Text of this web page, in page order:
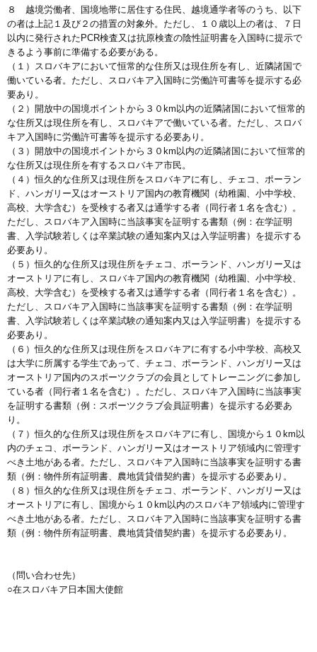
８ 越境労働者、国境地帯に居住する住民、越境通学者等のうち、以下
の者は上記１及び２の措置の対象外。ただし、１０歳以上の者は、７日
以内に発行されたPCR検査又は抗原検査の陰性証明書を入国時に提示で
きるよう事前に準備する必要がある。
（１）スロバキアにおいて恒常的な住所又は現住所を有し、近隣諸国で
働いている者。ただし、スロバキア入国時に労働許可書等を提示する必
要あり。
（２）開放中の国境ポイントから３０km以内の近隣諸国において恒常的
な住所又は現住所を有し、スロバキアで働いている者。ただし、スロバ
キア入国時に労働許可書等を提示する必要あり。
（３）開放中の国境ポイントから３０km以内の近隣諸国において恒常的
な住所又は現住所を有するスロバキア市民。
（４）恒久的な住所又は現住所をスロバキアに有し、チェコ、ポーラン
ド、ハンガリー又はオーストリア国内の教育機関（幼稚園、小中学校、
高校、大学含む）を受検する者又は通学する者（同行者１名を含む）。
ただし、スロバキア入国時に当該事実を証明する書類（例：在学証明
書、入学試験若しくは卒業試験の通知案内又は入学証明書）を提示する
必要あり。
（５）恒久的な住所又は現住所をチェコ、ポーランド、ハンガリー又は
オーストリアに有し、スロバキア国内の教育機関（幼稚園、小中学校、
高校、大学含む）を受検する者又は通学する者（同行者１名を含む）。
ただし、スロバキア入国時に当該事実を証明する書類（例：在学証明
書、入学試験若しくは卒業試験の通知案内又は入学証明書）を提示する
必要あり。
（６）恒久的な住所又は現住所をスロバキアに有する小中学校、高校又
は大学に所属する学生であって、チェコ、ポーランド、ハンガリー又は
オーストリア国内のスポーツクラブの会員としてトレーニングに参加し
ている者（同行者１名を含む）。ただし、スロバキア入国時に当該事実
を証明する書類（例：スポーツクラブ会員証明書）を提示する必要あ
り。
（７）恒久的な住所又は現住所をスロバキアに有し、国境から１０km以
内のチェコ、ポーランド、ハンガリー又はオーストリア領域内に管理す
べき土地がある者。ただし、スロバキア入国時に当該事実を証明する書
類（例：物件所有証明書、農地賃貸借契約書）を提示する必要あり。
（８）恒久的な住所又は現住所をチェコ、ポーランド、ハンガリー又は
オーストリアに有し、国境から１０km以内のスロバキア領域内に管理す
べき土地がある者。ただし、スロバキア入国時に当該事実を証明する書
類（例：物件所有証明書、農地賃貸借契約書）を提示する必要あり。
（問い合わせ先）
○在スロバキア日本国大使館